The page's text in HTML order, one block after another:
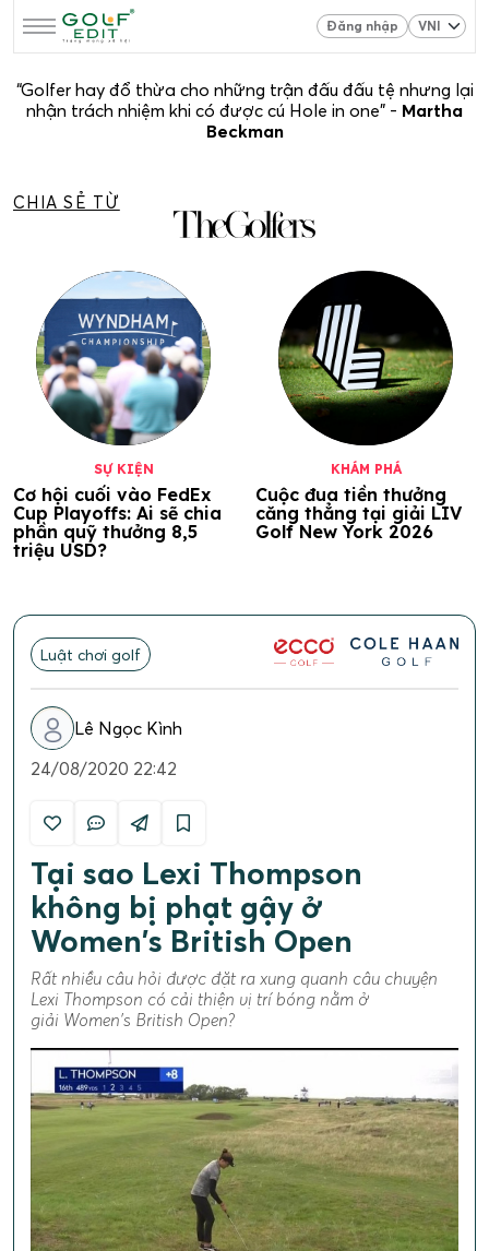
Đăng nhập
“Golfer hay đổ thừa cho những trận đấu đấu tệ nhưng lại
nhận trách nhiệm khi có được cú Hole in one” - Martha
Beckman
CHIA SẺ TỪ
SỰ KIỆN
Cơ hội cuối vào FedEx
Cup Playoffs: Ai sẽ chia
phần quỹ thưởng 8,5
triệu USD?
KHÁM PHÁ
Cuộc đua tiền thưởng
căng thẳng tại giải LIV
Golf New York 2026
Luật chơi golf
Lê Ngọc Kình
24/08/2020 22:42
Tại sao Lexi Thompson
không bị phạt gậy ở
Women's British Open
Rất nhiều câu hỏi được đặt ra xung quanh câu chuyện
Lexi Thompson có cải thiện vị trí bóng nằm ở
giải Women's British Open?